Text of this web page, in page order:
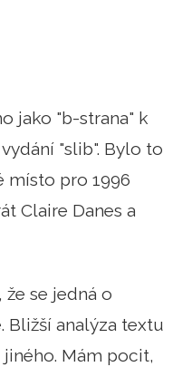
jako "b-strana" k
"slib". Bylo to
místo pro 1996
Claire Danes a
se jedná o
Bližší analýza textu
Mám pocit,